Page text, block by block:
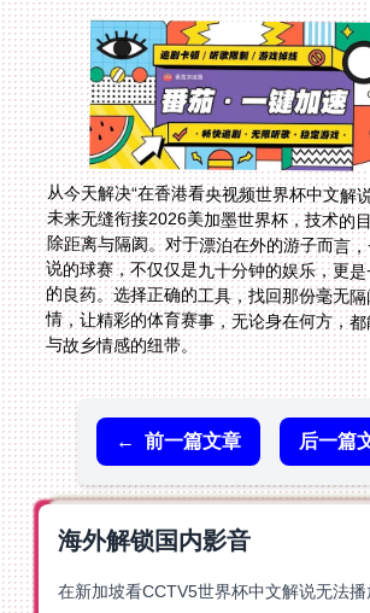
从今天解决“在香港看央视频世界杯中文解
未来无缝衔接2026美加墨世界杯，技术的
除距离与隔阂。对于漂泊在外的游子而言，
说的球赛，不仅仅是九十分钟的娱乐，更是
的良药。选择正确的工具，找回那份毫无
情，让精彩的体育赛事，无论身在何方，都
与故乡情感的纽带。
← 前一篇文章 后一篇
海外解锁国内影音